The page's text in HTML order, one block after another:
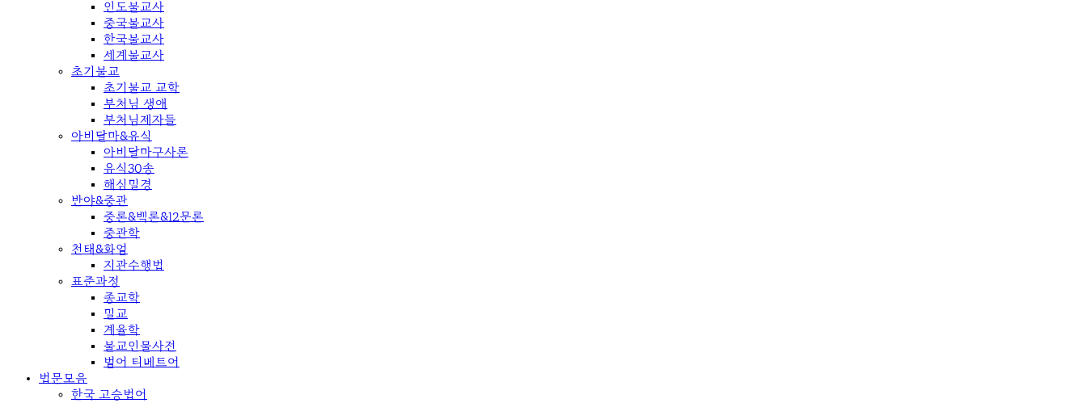
인도불교사
중국불교사
한국불교사
세계불교사
초기불교
초기불교 교학
부처님 생애
부처님제자들
아비달마&유식
아비달마구사론
유식30송
해심밀경
반야&중관
중론&백론&12문론
중관학
천태&화엄
지관수행법
표준과정
종교학
밀교
계율학
불교인물사전
범어 티베트어
법문모음
한국 고승법어